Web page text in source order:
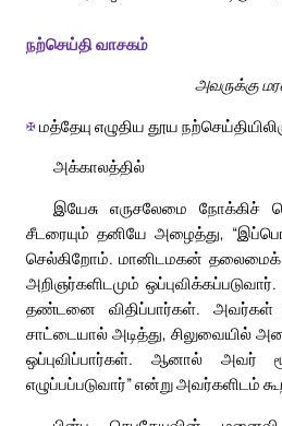
நற்செய்தி வாசகம்
அவருக்கு
✠மத்தேயு எழுதிய தூய
அக்காலத்தில்
இயேசு எருசலேமை நோக்கிச்
சீடரையும் தனியே அழைத்து,
செல்கிறோம். மானிடமகன் தலைமைக்
அறிஞர்களிடமும்
தண்டனை விதிப்பார்கள்.
சாட்டையால் அடித்து, சிலுவையில்
ஒப்புவிப்பார்கள். ஆனால் அவர்
எழுப்பப்படுவார்” என்று அவர்களிடம்